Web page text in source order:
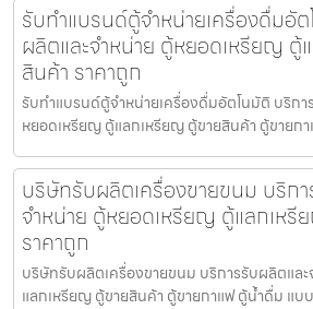
รับทำแบรนด์ตู้จำหน่ายเครื่องดื่ม​อั
ผลิตและจำหน่าย ตู้หยอดเหรียญ ตู้
สินค้า ราคาถูก
รับทำแบรนด์ตู้จำหน่ายเครื่องดื่ม​อัตโนมัติ บริกา
หยอดเหรียญ ตู้แลกเหรียญ ตู้ขายสินค้า ตู้ขายก
บริษัทรับผลิตเครื่องขายขนม บริก
จำหน่าย ตู้หยอดเหรียญ ตู้แลกเห
ราคาถูก
บริษัทรับผลิตเครื่องขายขนม บริการรับผลิตแล
แลกเหรียญ ตู้ขายสินค้า ตู้ขายกาแฟ ตู้น้ำดื่ม แบ